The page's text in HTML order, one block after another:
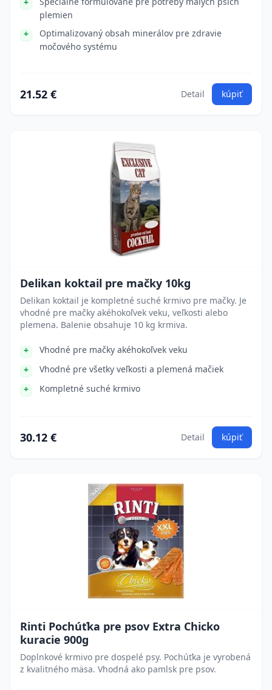
plemien
Optimalizovaný obsah minerálov pre zdravie
močového systému
21.52 € Detail kúpiť
Delikan koktail pre mačky 10kg
Delikan koktail je kompletné suché krmivo pre mačky. Je
vhodné pre mačky akéhokoľvek veku, veľkosti alebo
plemena. Balenie obsahuje 10 kg krmiva.
Vhodné pre mačky akéhokoľvek veku
Vhodné pre všetky veľkosti a plemená mačiek
Kompletné suché krmivo
30.12 € Detail kúpiť
Rinti Pochúťka pre psov Extra Chicko
kuracie 900g
Doplnkové krmivo pre dospelé psy. Pochúťka je vyrobená
z kvalitného mäsa. Vhodná ako pamlsk pre psov.